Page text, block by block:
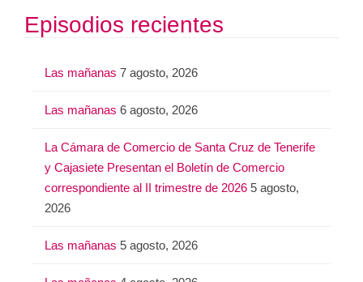
Episodios recientes
Las mañanas 7 agosto, 2026
Las mañanas 6 agosto, 2026
La Cámara de Comercio de Santa Cruz de Tenerife
y Cajasiete Presentan el Boletín de Comercio
correspondiente al II trimestre de 2026 5 agosto,
2026
Las mañanas 5 agosto, 2026